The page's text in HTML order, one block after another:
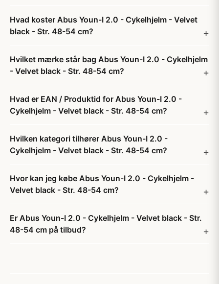
Hvad koster Abus Youn-I 2.0 - Cykelhjelm - Velvet
black - Str. 48-54 cm?
Hvilket mærke står bag Abus Youn-I 2.0 - Cykelhjelm
- Velvet black - Str. 48-54 cm?
Hvad er EAN / Produktid for Abus Youn-I 2.0 -
Cykelhjelm - Velvet black - Str. 48-54 cm?
Hvilken kategori tilhører Abus Youn-I 2.0 -
Cykelhjelm - Velvet black - Str. 48-54 cm?
Hvor kan jeg købe Abus Youn-I 2.0 - Cykelhjelm -
Velvet black - Str. 48-54 cm?
Er Abus Youn-I 2.0 - Cykelhjelm - Velvet black - Str.
48-54 cm på tilbud?